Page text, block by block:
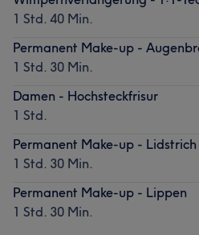
1 Std. 40 Min.
Permanent Make-up -
1 Std. 30 Min.
Damen - Hochsteckfrisur
1 Std.
Permanent Make-up - Lidstrich
1 Std. 30 Min.
Permanent Make-up - Lippen
1 Std. 30 Min.